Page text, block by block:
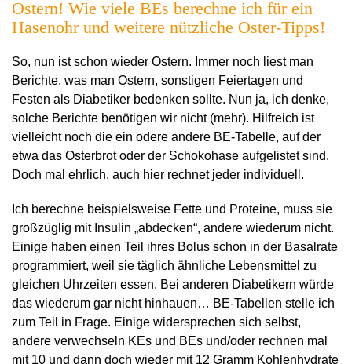
Ostern! Wie viele BEs berechne ich für ein
Hasenohr und weitere nützliche Oster-Tipps!
So, nun ist schon wieder Ostern. Immer noch liest man
Berichte, was man Ostern, sonstigen Feiertagen und
Festen als Diabetiker bedenken sollte. Nun ja, ich denke,
solche Berichte benötigen wir nicht (mehr). Hilfreich ist
vielleicht noch die ein odere andere BE-Tabelle, auf der
etwa das Osterbrot oder der Schokohase aufgelistet sind.
Doch mal ehrlich, auch hier rechnet jeder individuell.
Ich berechne beispielsweise Fette und Proteine, muss sie
großzüglig mit Insulin „abdecken“, andere wiederum nicht.
Einige haben einen Teil ihres Bolus schon in der Basalrate
programmiert, weil sie täglich ähnliche Lebensmittel zu
gleichen Uhrzeiten essen. Bei anderen Diabetikern würde
das wiederum gar nicht hinhauen… BE-Tabellen stelle ich
zum Teil in Frage. Einige widersprechen sich selbst,
andere verwechseln KEs und BEs und/oder rechnen mal
mit 10 und dann doch wieder mit 12 Gramm Kohlenhydrate